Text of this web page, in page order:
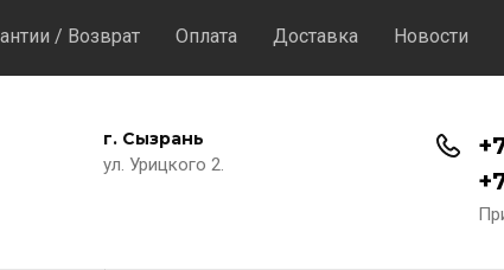
/ Возврат Оплата Доставка Новости
г. Сызрань
ул. Урицкого 2.